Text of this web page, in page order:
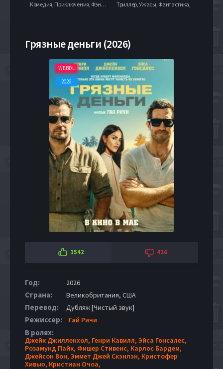
Комедия, Приключения, Фэнтези, Триллер, Ужасы, Фантастика,
Грязные деньги (2026)
WEBDL
2026
1542 426
Год: 2026
Страна: Великобритания, США
Перевод: Дубляж [Чистый звук]
Режиссер: Гай Ричи
В ролях:
Джейк Джилленхол, Генри Кавилл, Эйса Гонсалес,
Розамунд Пайк, Фишер Стивенс, Карлос Бардем,
Джейсон Вон, Эммет Джей Скэнлэн, Кристофер
Хивью, Кристиан Очоа,